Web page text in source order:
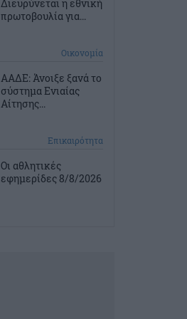
Διευρύνεται η εθνική
πρωτοβουλία για...
Οικονομία
ΑΑΔΕ: Άνοιξε ξανά το
σύστημα Ενιαίας
Αίτησης...
Επικαιρότητα
Οι αθλητικές
εφημερίδες 8/8/2026